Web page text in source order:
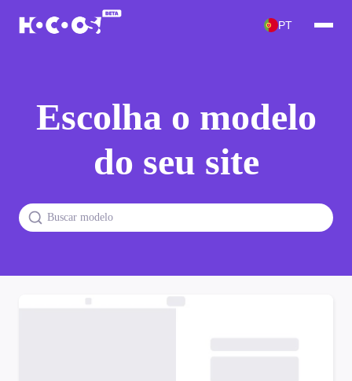
PT
Escolha o modelo
do seu site